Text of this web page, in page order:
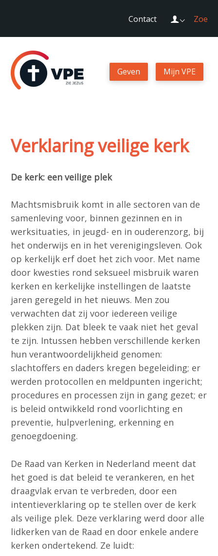
Spring
naar
de
de
inhoud
Contact LoginZoek
Geven Mijn VPE
Verklaring veilige kerk
De kerk: een veilige plek
Machtsmisbruik komt in alle sectoren van de
samenleving voor, binnen gezinnen en in
werksituaties, in jeugd- en in ouderenzorg, bij
het onderwijs en in het verenigingsleven. Ook
op kerkelijk erf doet het zich voor. Met name
door kwesties rond seksueel misbruik waren
kerken en kerkelijke instellingen de laatste
jaren geregeld in het nieuws. Men zou
verwachten dat zij voor iedereen veilige
plekken zijn. Dat bleek te vaak niet het geval
te zijn. Intussen hebben verschillende kerken
hun verantwoordelijkheid genomen:
slachtoffers en daders kregen begeleiding; er
werden protocollen en meldpunten ingericht;
procedures en processen zijn in gang gezet; er
is beleid ontwikkeld rond voorlichting en
preventie, hulpverlening, erkenning en
genoegdoening.
De Raad van Kerken in Nederland meent dat
het goed is dat beleid te verankeren, en het
draagvlak ervan te verbreden, door een
intentieverklaring op te stellen over de kerk
als veilige plek. Deze verklaring werd door alle
lidkerken van de Raad en door enkele andere
kerken ondertekend. Ze luidt:
Mijn VPE
Zoek